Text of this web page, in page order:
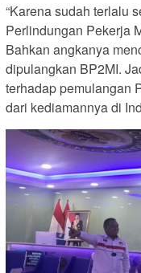
“Karena sudah terlalu
Perlindungan Pekerja
Bahkan angkanya
dipulangkan BP2MI.
terhadap pemulangan
dari kediamannya di